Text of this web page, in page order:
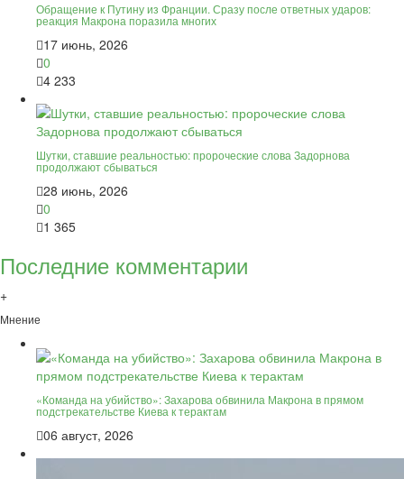
Обращение к Путину из Франции. Сразу после ответных ударов:
реакция Макрона поразила многих
17 июнь, 2026
0
4 233
Шутки, ставшие реальностью: пророческие слова Задорнова
продолжают сбываться
28 июнь, 2026
0
1 365
Последние комментарии
+
Мнение
«Команда на убийство»: Захарова обвинила Макрона в прямом
подстрекательстве Киева к терактам
06 август, 2026